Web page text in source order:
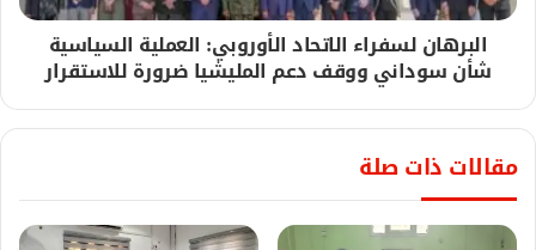
البرهان لسفراء الاتحاد الأوروبي: العملية السياسية
شأن سوداني ووقف دعم المليشيا ضرورة للاستقرار
مقالات ذات صلة